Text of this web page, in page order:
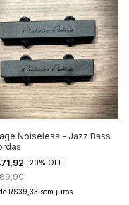
Noiseless - Jazz Bass
-20% OFF
R$39,33 sem juros